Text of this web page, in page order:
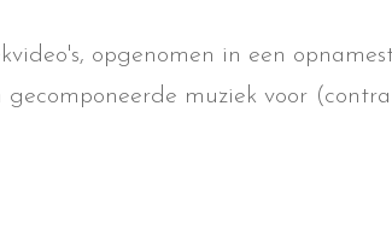
opgenomen in een
muziek voor